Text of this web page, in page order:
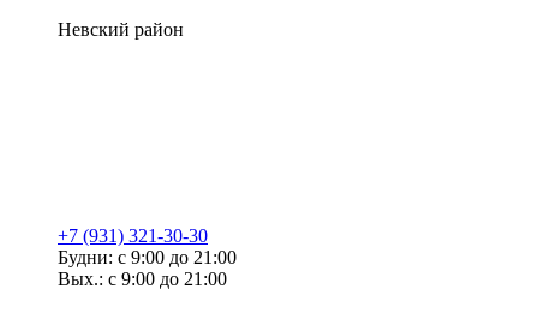
Невский район
+7 (931) 321-30-30
Будни: с 9:00 до 21:00
Вых.: с 9:00 до 21:00